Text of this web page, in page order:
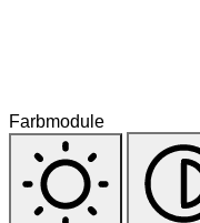
Farbmodule